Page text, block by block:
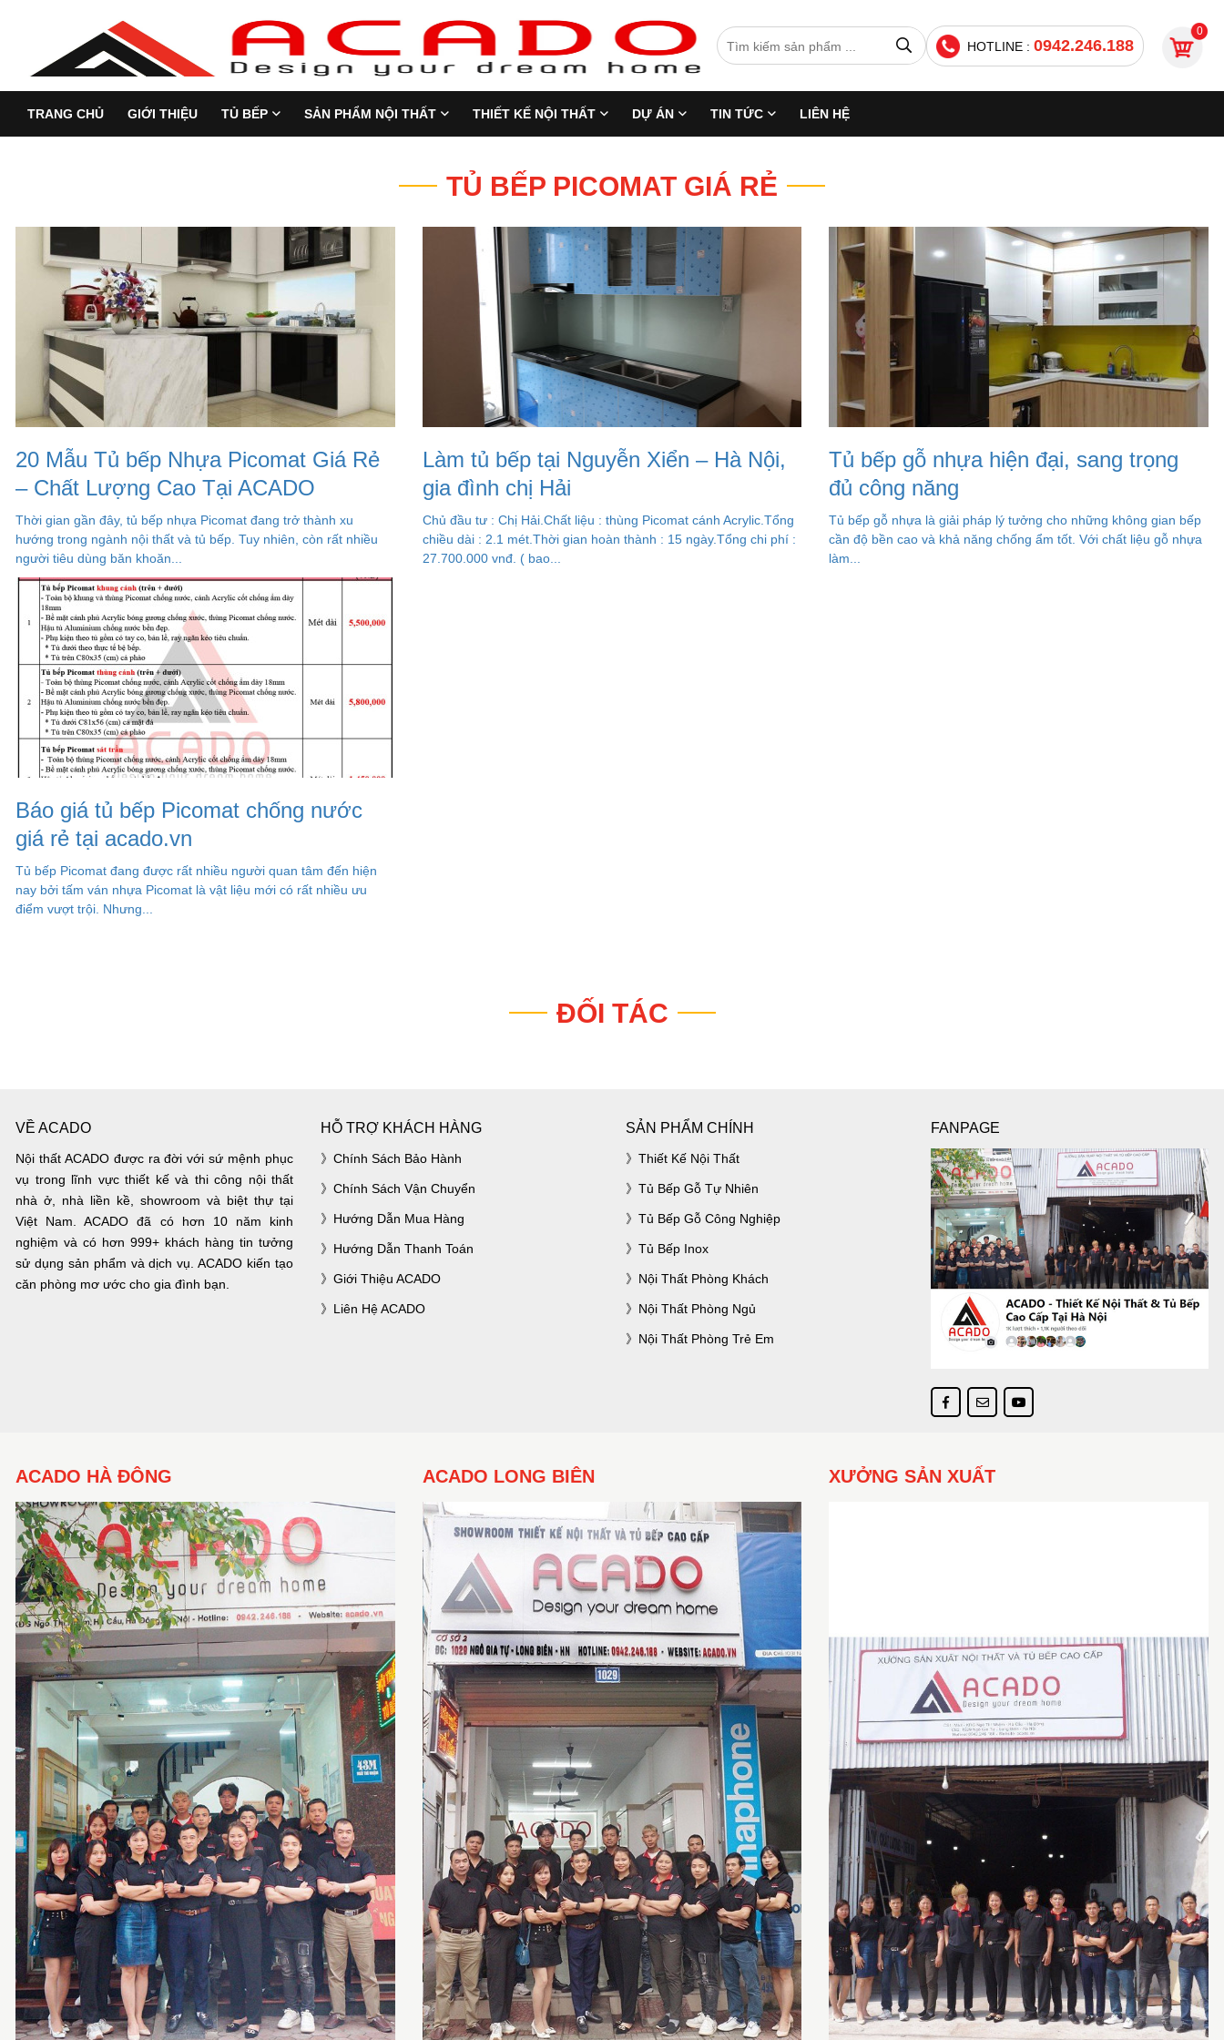
HOTLINE : 0942.246.188
0
TRANG CHỦ GIỚI THIỆU TỦ BẾP SẢN PHẨM NỘI THẤT THIẾT KẾ NỘI THẤT DỰ ÁN TIN TỨC LIÊN HỆ
TỦ BẾP PICOMAT GIÁ RẺ
20 Mẫu Tủ bếp Nhựa Picomat Giá Rẻ
– Chất Lượng Cao Tại ACADO
Thời gian gần đây, tủ bếp nhựa Picomat đang trở thành xu
hướng trong ngành nội thất và tủ bếp. Tuy nhiên, còn rất nhiều
người tiêu dùng băn khoăn...
Làm tủ bếp tại Nguyễn Xiển – Hà Nội,
gia đình chị Hải
Chủ đầu tư : Chị Hải.Chất liệu : thùng Picomat cánh Acrylic.Tổng
chiều dài : 2.1 mét.Thời gian hoàn thành : 15 ngày.Tổng chi phí :
27.700.000 vnđ. ( bao...
Tủ bếp gỗ nhựa hiện đại, sang trọng
đủ công năng
Tủ bếp gỗ nhựa là giải pháp lý tưởng cho những không gian bếp
cần độ bền cao và khả năng chống ẩm tốt. Với chất liệu gỗ nhựa
làm...
Báo giá tủ bếp Picomat chống nước
giá rẻ tại acado.vn
Tủ bếp Picomat đang được rất nhiều người quan tâm đến hiện
nay bởi tấm ván nhựa Picomat là vật liệu mới có rất nhiều ưu
điểm vượt trội. Nhưng...
ĐỐI TÁC
VỀ ACADO
Nội thất ACADO được ra đời với sứ mệnh phục
vụ trong lĩnh vực thiết kế và thi công nội thất
nhà ở, nhà liền kề, showroom và biệt thự tại
Việt Nam. ACADO đã có hơn 10 năm kinh
nghiệm và có hơn 999+ khách hàng tin tưởng
sử dụng sản phẩm và dịch vụ. ACADO kiến tạo
căn phòng mơ ước cho gia đình bạn.
HỖ TRỢ KHÁCH HÀNG
Chính Sách Bảo Hành
Chính Sách Vận Chuyển
Hướng Dẫn Mua Hàng
Hướng Dẫn Thanh Toán
Giới Thiệu ACADO
Liên Hệ ACADO
SẢN PHẨM CHÍNH
Thiết Kế Nội Thất
Tủ Bếp Gỗ Tự Nhiên
Tủ Bếp Gỗ Công Nghiệp
Tủ Bếp Inox
Nội Thất Phòng Khách
Nội Thất Phòng Ngủ
Nội Thất Phòng Trẻ Em
FANPAGE
ACADO HÀ ĐÔNG ACADO LONG BIÊN XƯỞNG SẢN XUẤT